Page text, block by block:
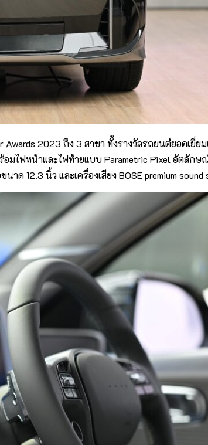
2023 ถึง 3 สาขา ทั้งรางวัลรถยนต์ยอดเยี่ย
ไฟหน้าและไฟท้ายแบบ Parametric Pixel อัตลักษ
12.3 นิ้ว และเครื่องเสียง BOSE premium sound